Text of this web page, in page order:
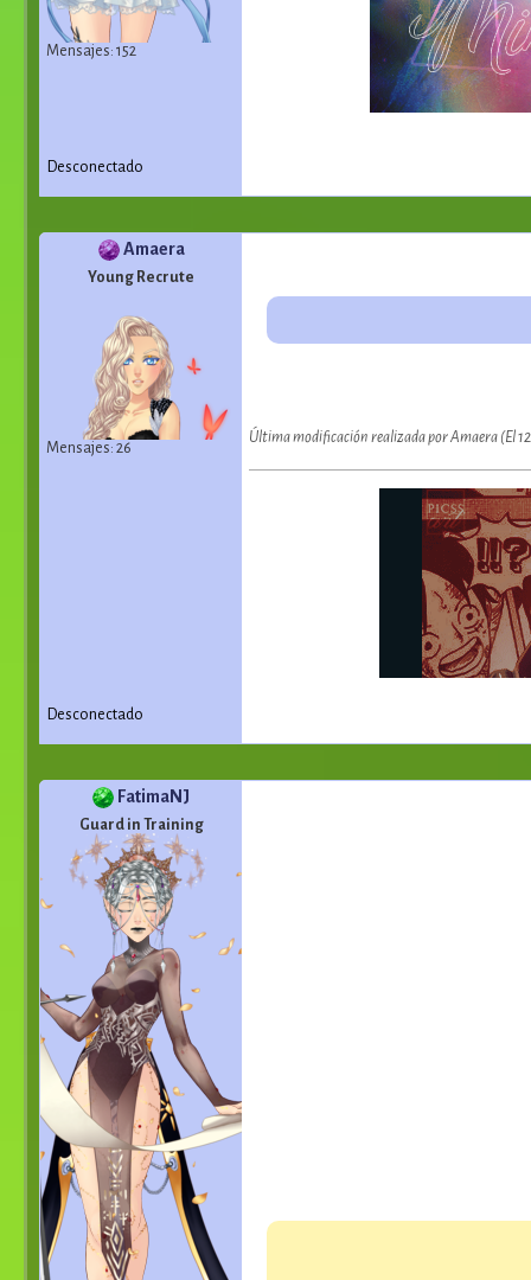
Mensajes: 152
Desconectado
Amaera
Young Recrute
Mensajes: 26
Última modificación realizada por Amaera (El
Desconectado
FatimaNJ
Guard in Training